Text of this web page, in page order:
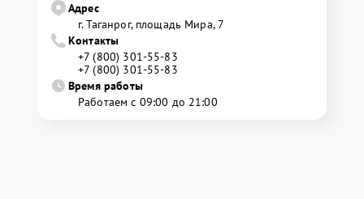
Адрес
г. Таганрог, площадь Мира, 7
Контакты
+7 (800) 301-55-83
+7 (800) 301-55-83
Время работы
Работаем с 09:00 до 21:00